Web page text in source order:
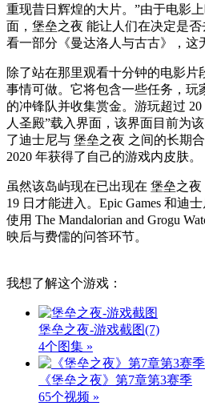
重现昔日辉煌的大片。”由于电影
面，堡垒之夜 能让人们在决定是
看一部分《曼达洛人与古古》，这
除了站在那里观看十分钟的电影片
事情可做。它将包含一些任务，玩
的冲锋队并收集赏金。游玩超过
人圣殿”载入界面，该界面目前为
了迪士尼与 堡垒之夜 之间的长期
2020 年获得了自己的游戏内皮肤。
虽然该岛屿现在已出现在 堡垒之
19 日才能进入。Epic Games 和迪
使用 The Mandalorian and Grogu
映后与费儒的问答环节。
我想了解这个游戏：
堡垒之夜-游戏截图(7)
4个图集 »
《堡垒之夜》第7章第3赛季
65个视频 »